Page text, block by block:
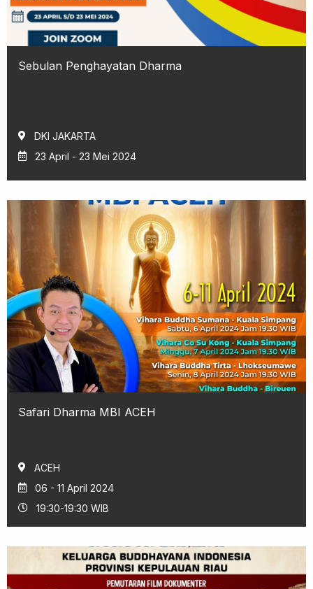
Sebulan Penghayatan Dharma
DKI JAKARTA
23 April - 23 Mei 2024
Safari Dharma MBI ACEH
ACEH
06 - 11 April 2024
19:30-19:30 WIB